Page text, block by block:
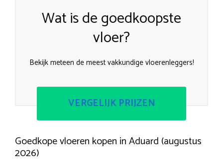
Wat is de goedkoopste
vloer?
Bekijk meteen de meest vakkundige vloerenleggers!
VERGELIJK PRIJZEN
Goedkope vloeren kopen in Aduard (augustus
2026)